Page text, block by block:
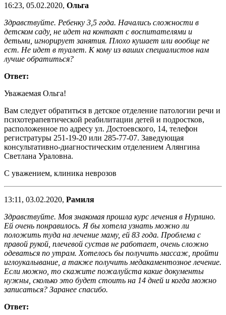
16:23, 05.02.2020, Ольга
Здравствуйте. Ребенку 3,5 года. Начались сложности в
детском саду, не идет на контакт с воспитателями и
детьми, игнорирует занятия. Плохо кушает или вообще не
ест. Не идет в туалет. К кому из ваших специалистов нам
лучше обратиться?
Ответ:
Уважаемая Ольга!
Вам следует обратиться в детское отделение патологии речи и
психотерапевтической реабилитации детей и подростков,
расположенное по адресу ул. Достоевского, 14, телефон
регистратуры 251-19-20 или 285-77-07. Заведующая
консультативно-диагностическим отделением Алянгина
Светлана Ураловна.
С уважением, клиника неврозов
13:11, 03.02.2020, Рамиля
Здравствуйте. Моя знакомая прошла курс лечения в Нурлино.
Ей очень понравилось. Я бы хотела узнать можно ли
положить туда на лечение маму, ей 83 года. Проблема с
правой рукой, плечевой сустав не работает, очень сложно
одеваться по утрам. Хотелось бы получить массаж, пройти
иглоукалывание, а также получить медакаментозное лечение.
Если можно, то скажите пожалуйста какие документы
нужны, сколько это будет стоить на 14 дней и когда можно
записаться? Заранее спасибо.
Ответ: